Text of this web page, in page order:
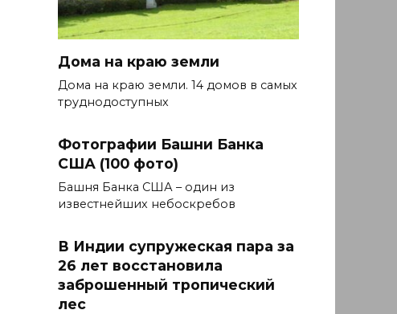
Дома на краю земли
Дома на краю земли. 14 домов в самых
труднодоступных
Фотографии Башни Банка
США (100 фото)
Башня Банка США – один из
известнейших небоскребов
В Индии супружеская пара за
26 лет восстановила
заброшенный тропический
лес